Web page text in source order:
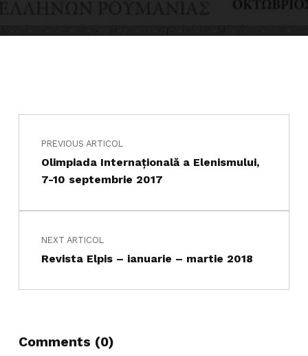
Skip back to main navigation
Navigare în articole
PREVIOUS ARTICOL
Olimpiada Internaţională a Elenismului,
7-10 septembrie 2017
NEXT ARTICOL
Revista Elpis – ianuarie – martie 2018
Comments (0)